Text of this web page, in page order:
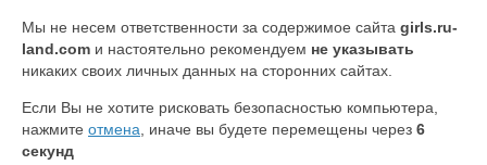
Мы не несем ответственности за содержимое сайта girls.ru-
land.com и настоятельно рекомендуем не указывать
никаких своих личных данных на сторонних сайтах.
Если Вы не хотите рисковать безопасностью компьютера,
нажмите отмена , иначе вы будете перемещены через 6
секунд